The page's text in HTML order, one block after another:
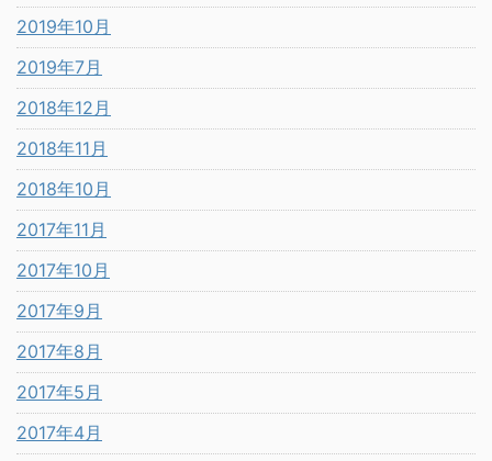
2019年10月
2019年7月
2018年12月
2018年11月
2018年10月
2017年11月
2017年10月
2017年9月
2017年8月
2017年5月
2017年4月